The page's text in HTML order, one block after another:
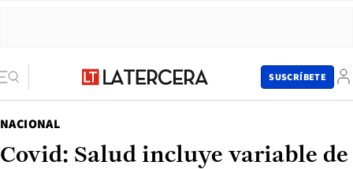
SUSCRÍBETE
NACIONAL
Covid: Salud incluye variable de